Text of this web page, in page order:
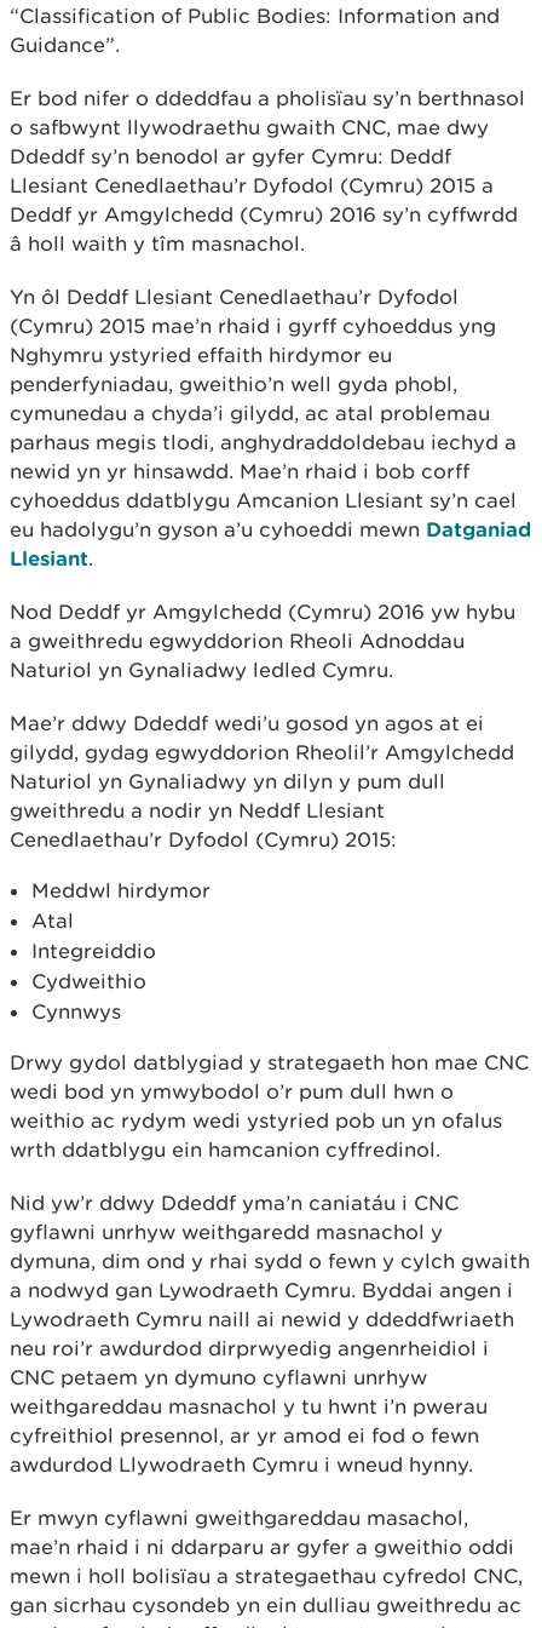
“Classification of Public Bodies: Information and
Guidance”.
Er bod nifer o ddeddfau a pholisïau sy’n berthnasol
o safbwynt llywodraethu gwaith CNC, mae dwy
Ddeddf sy’n benodol ar gyfer Cymru: Deddf
Llesiant Cenedlaethau’r Dyfodol (Cymru) 2015 a
Deddf yr Amgylchedd (Cymru) 2016 sy’n cyffwrdd
â holl waith y tîm masnachol.
Yn ôl Deddf Llesiant Cenedlaethau’r Dyfodol
(Cymru) 2015 mae’n rhaid i gyrff cyhoeddus yng
Nghymru ystyried effaith hirdymor eu
penderfyniadau, gweithio’n well gyda phobl,
cymunedau a chyda’i gilydd, ac atal problemau
parhaus megis tlodi, anghydraddoldebau iechyd a
newid yn yr hinsawdd. Mae’n rhaid i bob corff
cyhoeddus ddatblygu Amcanion Llesiant sy’n cael
eu hadolygu’n gyson a’u cyhoeddi mewn Datganiad
Llesiant.
Nod Deddf yr Amgylchedd (Cymru) 2016 yw hybu
a gweithredu egwyddorion Rheoli Adnoddau
Naturiol yn Gynaliadwy ledled Cymru.
Mae’r ddwy Ddeddf wedi’u gosod yn agos at ei
gilydd, gydag egwyddorion Rheolil’r Amgylchedd
Naturiol yn Gynaliadwy yn dilyn y pum dull
gweithredu a nodir yn Neddf Llesiant
Cenedlaethau’r Dyfodol (Cymru) 2015:
Meddwl hirdymor
Atal
Integreiddio
Cydweithio
Cynnwys
Drwy gydol datblygiad y strategaeth hon mae CNC
wedi bod yn ymwybodol o’r pum dull hwn o
weithio ac rydym wedi ystyried pob un yn ofalus
wrth ddatblygu ein hamcanion cyffredinol.
Nid yw’r ddwy Ddeddf yma’n caniatáu i CNC
gyflawni unrhyw weithgaredd masnachol y
dymuna, dim ond y rhai sydd o fewn y cylch gwaith
a nodwyd gan Lywodraeth Cymru. Byddai angen i
Lywodraeth Cymru naill ai newid y ddeddfwriaeth
neu roi’r awdurdod dirprwyedig angenrheidiol i
CNC petaem yn dymuno cyflawni unrhyw
weithgareddau masnachol y tu hwnt i’n pwerau
cyfreithiol presennol, ar yr amod ei fod o fewn
awdurdod Llywodraeth Cymru i wneud hynny.
Er mwyn cyflawni gweithgareddau masachol,
mae’n rhaid i ni ddarparu ar gyfer a gweithio oddi
mewn i holl bolisïau a strategaethau cyfredol CNC,
gan sicrhau cysondeb yn ein dulliau gweithredu ac